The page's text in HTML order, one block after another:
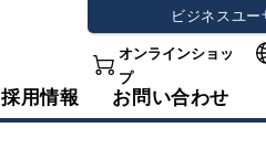
ビジネスユー
オンラインショッ
プ
採用情報 お問い合わせ